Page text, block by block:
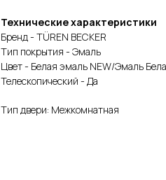
Технические характеристики
Бренд - TÜREN BECKER
Тип покрытия - Эмаль
Цвет - Белая эмаль NEW/Эмаль
Телескопический - Да
Тип двери: Межкомнатная